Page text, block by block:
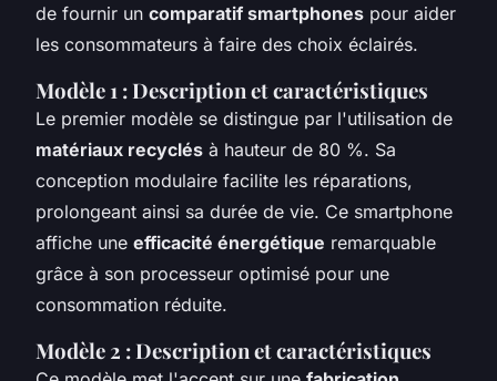
de fournir un comparatif smartphones pour aider
les consommateurs à faire des choix éclairés.
Modèle 1 : Description et caractéristiques
Le premier modèle se distingue par l'utilisation de
matériaux recyclés à hauteur de 80 %. Sa
conception modulaire facilite les réparations,
prolongeant ainsi sa durée de vie. Ce smartphone
affiche une efficacité énergétique remarquable
grâce à son processeur optimisé pour une
consommation réduite.
Modèle 2 : Description et caractéristiques